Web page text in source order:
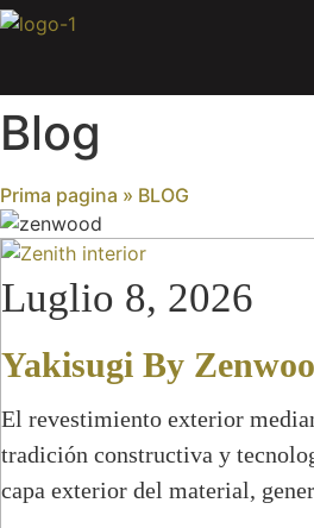
Vai
Blog
Prima pagina » BLOG
Luglio 8, 2026
Yakisugi By
El revestimiento exterior
tradición constructiva y
capa exterior del material,